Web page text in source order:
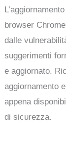
browser
dalle
suggerimenti
e aggiornato.
aggiornamento
appena
di sicurezza.